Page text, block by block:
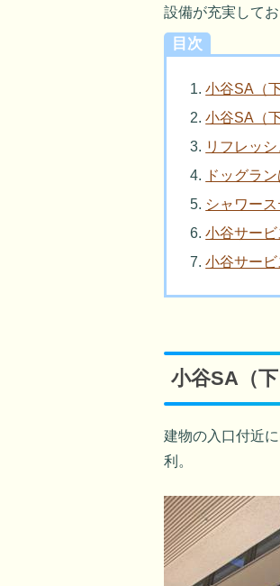
設備が充実してお
目次
小谷SA（
小谷SA（
リフレッ
ドッグラ
シャワー
小谷サー
小谷サー
小谷SA（
建物の入口付近
利。